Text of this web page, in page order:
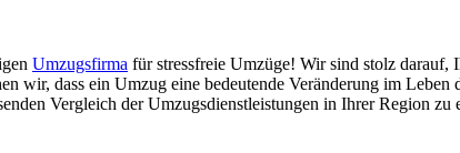
Umzugsfirma für stressfreie Umzüge! Wir sind stolz darauf,
wir, dass ein Umzug eine bedeutende Veränderung im
Vergleich der Umzugsdienstleistungen in Ihrer Region